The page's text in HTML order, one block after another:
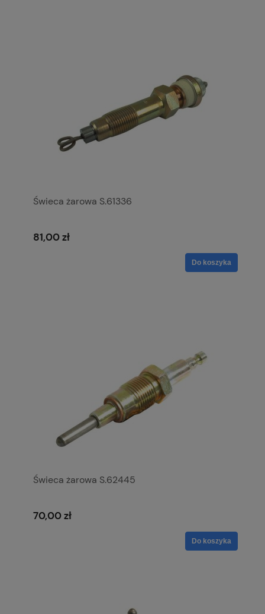
Świeca żarowa S.61336
81,00 zł
Do koszyka
Świeca żarowa S.62445
70,00 zł
Do koszyka